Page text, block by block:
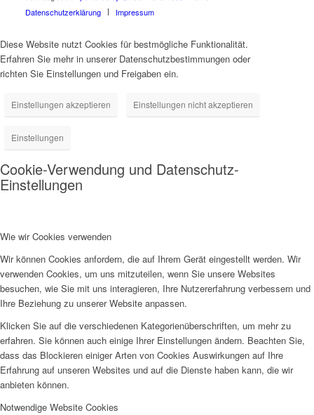
Datenschutzerklärung
Impressum
Diese Website nutzt Cookies für bestmögliche Funktionalität.
Erfahren Sie mehr in unserer Datenschutzbestimmungen oder
richten Sie Einstellungen und Freigaben ein.
Einstellungen akzeptieren Einstellungen nicht akzeptieren
Einstellungen
Cookie-Verwendung und Datenschutz-
Einstellungen
Wie wir Cookies verwenden
Wir können Cookies anfordern, die auf Ihrem Gerät eingestellt werden. Wir
verwenden Cookies, um uns mitzuteilen, wenn Sie unsere Websites
besuchen, wie Sie mit uns interagieren, Ihre Nutzererfahrung verbessern und
Ihre Beziehung zu unserer Website anpassen.
Klicken Sie auf die verschiedenen Kategorienüberschriften, um mehr zu
erfahren. Sie können auch einige Ihrer Einstellungen ändern. Beachten Sie,
dass das Blockieren einiger Arten von Cookies Auswirkungen auf Ihre
Erfahrung auf unseren Websites und auf die Dienste haben kann, die wir
anbieten können.
Notwendige Website Cookies